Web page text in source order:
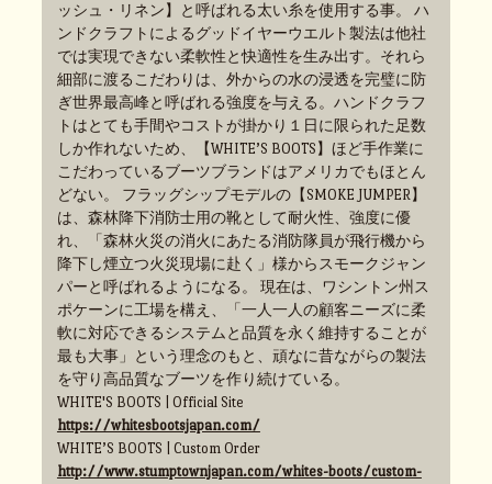
ッシュ・リネン】と呼ばれる太い糸を使用する事。 ハ
ンドクラフトによるグッドイヤーウエルト製法は他社
では実現できない柔軟性と快適性を生み出す。それら
細部に渡るこだわりは、外からの水の浸透を完璧に防
ぎ世界最高峰と呼ばれる強度を与える。ハンドクラフ
トはとても手間やコストが掛かり１日に限られた足数
しか作れないため、【WHITE’S BOOTS】ほど手作業に
こだわっているブーツブランドはアメリカでもほとん
どない。 フラッグシップモデルの【SMOKE JUMPER】
は、森林降下消防士用の靴として耐火性、強度に優
れ、「森林火災の消火にあたる消防隊員が飛行機から
降下し煙立つ火災現場に赴く」様からスモークジャン
パーと呼ばれるようになる。 現在は、ワシントン州ス
ポケーンに工場を構え、「一人一人の顧客ニーズに柔
軟に対応できるシステムと品質を永く維持することが
最も大事」という理念のもと、頑なに昔ながらの製法
を守り高品質なブーツを作り続けている。
WHITE'S BOOTS | Official Site
https://whitesbootsjapan.com/
WHITE’S BOOTS | Custom Order
http://www.stumptownjapan.com/whites-boots/custom-